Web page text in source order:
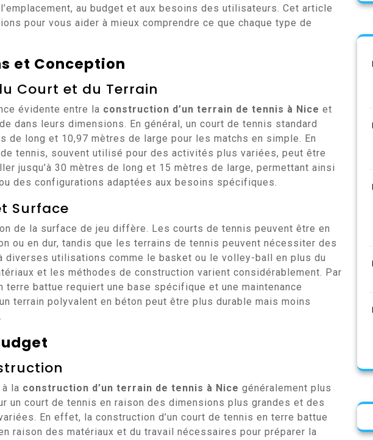
au budget et aux besoins des utilisateurs. Cet article
pour vous aider à mieux comprendre ce que chaque type de
et Conception
Court et du Terrain
évidente entre la construction d’un terrain de tennis à Nice et
dans leurs dimensions. En général, un court de tennis standard
de long et 10,97 mètres de large pour les matchs en simple. En
de tennis, souvent utilisé pour des activités plus variées, peut être
jusqu’à 30 mètres de long et 15 mètres de large, permettant ainsi
des configurations adaptées aux besoins spécifiques.
Surface
de la surface de jeu diffère. Les courts de tennis peuvent être en
ou en dur, tandis que les terrains de tennis peuvent nécessiter des
diverses utilisations comme le basket ou le volley-ball en plus du
et les méthodes de construction varient considérablement. Par
terre battue requiert une base spécifique et une maintenance
terrain polyvalent en béton peut être plus durable mais moins
la construction d’un terrain de tennis à Nice généralement plus
un court de tennis en raison des dimensions plus grandes et des
En effet, la construction d’un court de tennis en terre battue
raison des matériaux et du travail nécessaires pour préparer la